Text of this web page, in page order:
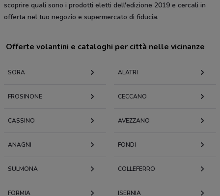
scoprire quali sono i prodotti eletti dell'edizione 2019 e cercali in
offerta nel tuo negozio e supermercato di fiducia.
Offerte volantini e cataloghi per città nelle vicinanze
SORA ALATRI
FROSINONE CECCANO
CASSINO AVEZZANO
ANAGNI FONDI
SULMONA COLLEFERRO
FORMIA ISERNIA